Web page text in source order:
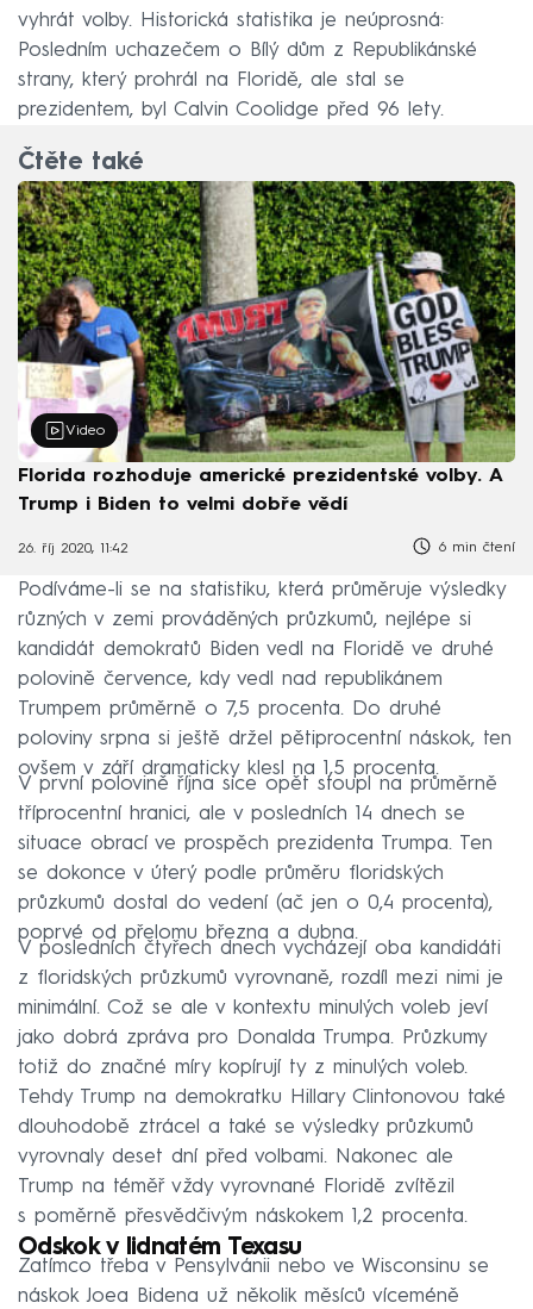
vyhrát volby. Historická statistika je neúprosná:
Posledním uchazečem o Bílý dům z Republikánské
strany, který prohrál na Floridě, ale stal se
prezidentem, byl Calvin Coolidge před 96 lety.
Čtěte také
Video
Florida rozhoduje americké prezidentské volby. A
Trump i Biden to velmi dobře vědí
26. říj 2020, 11:42 6 min čtení
Podíváme-li se na statistiku, která průměruje výsledky
různých v zemi prováděných průzkumů, nejlépe si
kandidát demokratů Biden vedl na Floridě ve druhé
polovině července, kdy vedl nad republikánem
Trumpem průměrně o 7,5 procenta. Do druhé
poloviny srpna si ještě držel pětiprocentní náskok, ten
ovšem v září dramaticky klesl na 1,5 procenta.
V první polovině října sice opět stoupl na průměrně
tříprocentní hranici, ale v posledních 14 dnech se
situace obrací ve prospěch prezidenta Trumpa. Ten
se dokonce v úterý podle průměru floridských
průzkumů dostal do vedení (ač jen o 0,4 procenta),
poprvé od přelomu března a dubna.
V posledních čtyřech dnech vycházejí oba kandidáti
z floridských průzkumů vyrovnaně, rozdíl mezi nimi je
minimální. Což se ale v kontextu minulých voleb jeví
jako dobrá zpráva pro Donalda Trumpa. Průzkumy
totiž do značné míry kopírují ty z minulých voleb.
Tehdy Trump na demokratku Hillary Clintonovou také
dlouhodobě ztrácel a také se výsledky průzkumů
vyrovnaly deset dní před volbami. Nakonec ale
Trump na téměř vždy vyrovnané Floridě zvítězil
s poměrně přesvědčivým náskokem 1,2 procenta.
Odskok v lidnatém Texasu
Zatímco třeba v Pensylvánii nebo ve Wisconsinu se
náskok Joea Bidena už několik měsíců víceméně